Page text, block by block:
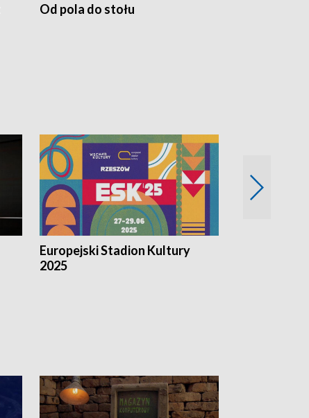
Od pola do stołu
Europejski Stadion Kultury
2025